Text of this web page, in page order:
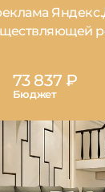
73 837 ₽
Бюджет